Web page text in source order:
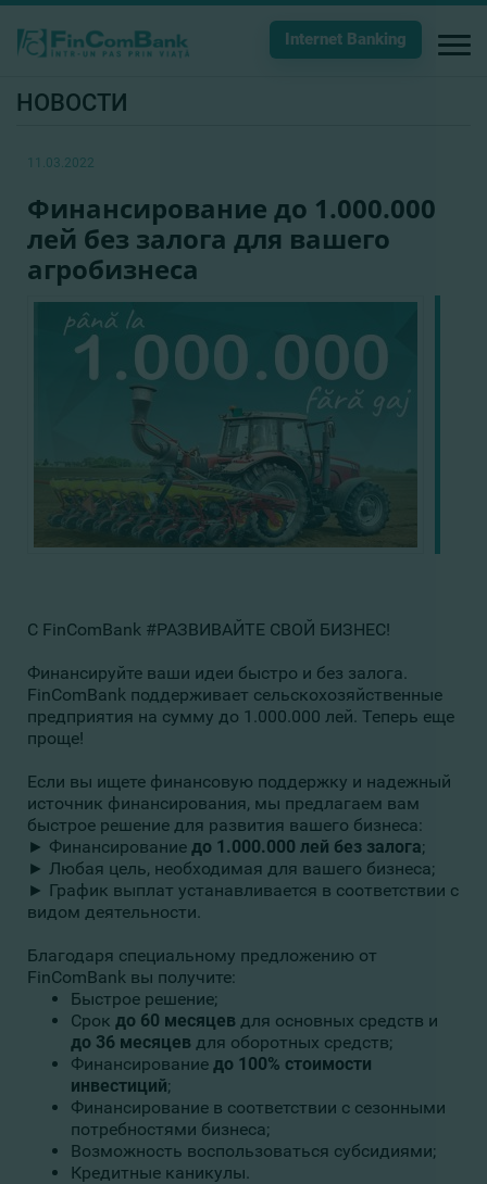
Internet Banking
НОВОСТИ
11.03.2022
Финансирование до 1.000.000
лей без залога для вашего
агробизнеса
С FinComBank #РАЗВИВАЙТЕ СВОЙ БИЗНЕС!
Финансируйте ваши идеи быстро и без залога.
FinComBank поддерживает сельскохозяйственные
предприятия на сумму до 1.000.000 лей. Теперь еще
проще!
Если вы ищете финансовую поддержку и надежный
источник финансирования, мы предлагаем вам
быстрое решение для развития вашего бизнеса:
► Финансирование до 1.000.000 лей без залога;
► Любая цель, необходимая для вашего бизнеса;
► График выплат устанавливается в соответствии с
видом деятельности.
Благодаря специальному предложению от
FinComBank вы получите:
Быстрое решение;
Срок до 60 месяцев для основных средств и
до 36 месяцев для оборотных средств;
Финансирование до 100% стоимости
инвестиций;
Финансирование в соответствии с сезонными
потребностями бизнеса;
Возможность воспользоваться субсидиями;
Кредитные каникулы.